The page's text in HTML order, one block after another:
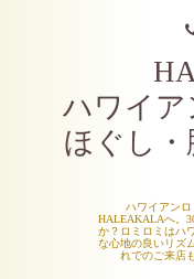
ハワイア
ほぐし・
ハワイアン
HALEAKALAへ。
か？ロミロミはハ
な心地の良いリズ
れでのご来店